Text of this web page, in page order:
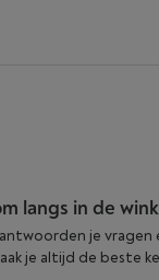
langs in de
je vragen
je altijd de beste